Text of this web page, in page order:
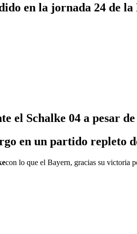
en la jornada 24 de la
el Schalke 04 a pesar
en un partido repleto
con lo que el Bayern, gracias su victoria